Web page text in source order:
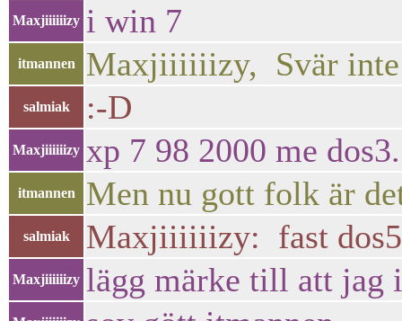
Maxjiiiiiizy i win 7
itmannen Maxjiiiiiizy, Svär inte
salmiak :-D
Maxjiiiiiizy xp 7 98 2000 me
itmannen Men nu gott folk är
salmiak Maxjiiiiiizy: fast
Maxjiiiiiizy lägg märke till att jag